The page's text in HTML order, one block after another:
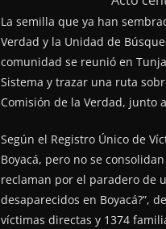
La semilla que ya han
Verdad y la Unidad de
comunidad se reunió en
Sistema y trazar una ruta
Comisión de la Verdad, junto
Según el Registro Único de
Boyacá, pero no se
reclaman por el paradero de
desaparecidos en Boyacá?”,
víctimas directas y 1374